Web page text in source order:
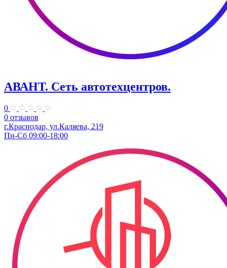
АВАНТ. ​Сеть автотехцентров.
0
0 отзывов
г.Краснодар, ул.Каляева, 219
Пн-Сб 09:00-18:00